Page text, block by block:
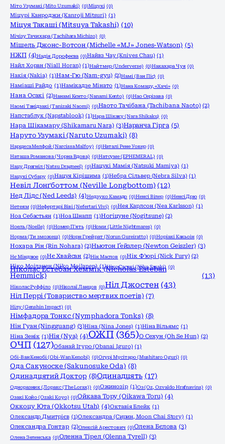
Міто Узумакі (Mito Uzumaki) (0)Міцукі (0)
Міцурі Канроджи (Kanroji Mitsuri) (1)
Міцуя Такаші (Mitsuya Takashi) (10)
Мічізу Тачихара (Tachihara Michizo) (0)
Мішель Джонс-Вотсон (Michelle «MJ» Jones-Watson) (5)
НЖП (4)Надія Дорофеєва (0)Найвз Чау (Knives Chau) (1)
Найл Хоран (Niall Horan) (1)Найтмер (Underverse) (0)Накахара Чуя (0)
Накія (Nakia) (1)Нам-Гю (Nam-gyu) (2)Намі (Ван Піс) (0)
Наміаші Райдо (1)Намікадзе Мінато (1)Нана Комацу, «Хачі» (0)
Нана Осакі (2)Нанамі Кєнто (Nanami Kento) (0)Нао Серізава (0)
Наомі Танідзакі (Tanizaki Naomi) (0)Наото Тачібана (Tachibana Naoto) (2)
Напстаблук (Napstablook) (1)Нара Шікаку (Nara Shikaku) (0)
Нара Шікамару (Shikamaru Nara) (3)Наранча Гірга (5)
Наруто Узумакі (Naruto Uzumaki) (8)
Нарциса Мелфой (Narcissa Malfoy) (0)Наталі Рене Уокер (0)
Наташа Романова (Чорна Вдова) (0)Натсуме (EPHEMERAL) (0)
Нацу Драгніл (Natsu Dragneel) (0)Нацукі Мамія (Natsuki Mamiya) (1)
Нацукі Субару (0)Нацуя Кірішима (1)Небра Сільвер (Nebra Silva) (1)
Невіл Лонґботтом (Neville Longbottom) (12)
Нед Лідс (Ned Leeds) (4)Недзуко Камадо (0)Ненсі Вілер (0)Ненсі Дрю (0)
Нетеям (0)Нефертарі Віві (Nefertari Vivi) (0)Нея Карлсон (Nea Karlsson) (1)
Ноа Себастьян (1)Ноа Шнапп (1)Ногіцуне (Nogitsune) (2)
Ноель (Noelle) (0)Номер П'ять (0)Номи (Little Nightmares) (0)
Норма (Ти зможеш) (0)Норн Грейрат (Norun Gureiratto) (0)Норіакі Какьоін (0)
Нохара Рін (Rin Nohara) (2)Ньютон Ґейзлер (Newton Geiszler) (3)
Нє Міндзюе (0)Нє Хвайсан (2)Нік Маслов (0)Нік Ф'юрі (Nick Fury) (2)
Ніко Моіланен (Niko Moilanen) (1)Ніко Сасакі (Niko Sasaki) (0)
Ніколас Естебан Хеммік (Nicholas Esteban
Hemmick)
(13)
Ніколас Руффіло (0)Ніколаї Ланцов (0)Ніл Джостен (43)
Ніл Перрі (Товариство мертвих поетів) (7)
Нілу (Genshin Impact) (0)
Німфадора Тонкс (Nymphadora Tonks) (8)
Нін Гуан (Ningguang) (3)Ніна (Nina Jones) (1)Ніна Вільямс (1)
Ніна Зенік (1)Нія (Nya) (4)ОЖП (365)О Сехун (Oh Se Hun) (2)
ОЧП (127)Обанай Ігуро (Obanai Iguro) (1)
Обі-Ван Кенобі (Obi-Wan Kenobi) (0)Огурі Мусітаро (Mushitaro Oguri) (0)
Ода Сакуноске (Sakunosuke Oda) (8)
Одинадцятий Доктор (8)Одинадцять (17)
Одноразник (Лоракс (The Lorax)) (0)Ожинозір (1)Оз (Oz, Ozvaldo Hrafnavins) (0)
Озакі Койо (Ozaki Koyo) (0)Ойкава Тору (Oikawa Toru) (4)
Оккоцу Юта (Okkotsu Utah) (4)Октавія Блейк (1)
Олександр Дмитрієв (1)Олександра (Сирин, Moon Chai Story) (1)
Олександра Гонтар (2)Олексій Арестович (0)Олена Бєлова (3)
Олена Зеленська (0)Оленна Тірел (Olenna Tyrell) (3)